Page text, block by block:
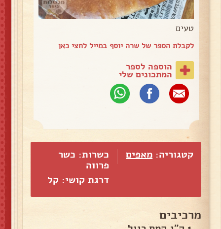
טעים
לקבלת הספר של שרה יוסף במייללחצי כאן
הוספה לספר
המתכונים שלי
קטגוריה: מאפים
כשרות: כשר
פרווה
דרגת קושי: קל
מרכיבים